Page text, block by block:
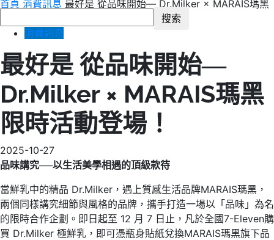
首頁 消費訊息 最好是 從品味開始― Dr.Milker × MARAIS瑪黑
消費訊息
最好是 從品味開始―
Dr.Milker × MARAIS瑪黑
限時活動登場！
2025-10-27
品味講究──以生活美學相遇的頂級款待
當鮮乳中的精品 Dr.Milker，遇上質感生活品牌MARAIS瑪黑，
兩個同樣講究細節與風格的品牌，攜手打造一場以「品味」為名
的限時合作企劃。即日起至 12 月 7 日止，凡於全國7-Eleven購
買 Dr.Milker 極鮮乳，即可憑瓶身貼紙兌換MARAIS瑪黑旗下品